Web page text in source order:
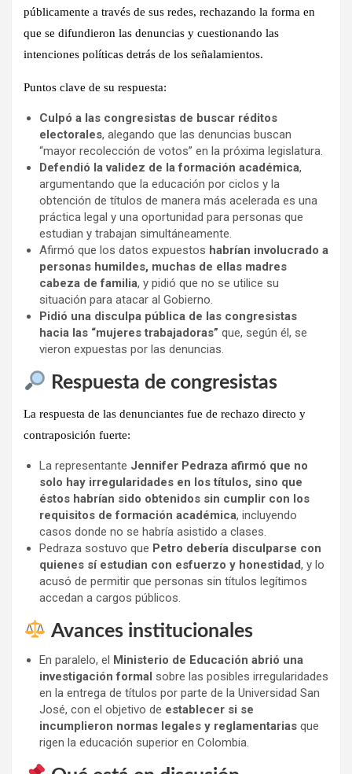
públicamente a través de sus redes, rechazando la forma en
que se difundieron las denuncias y cuestionando las
intenciones políticas detrás de los señalamientos.
Puntos clave de su respuesta:
Culpó a las congresistas de buscar réditos
electorales, alegando que las denuncias buscan
“mayor recolección de votos” en la próxima legislatura.
Defendió la validez de la formación académica,
argumentando que la educación por ciclos y la
obtención de títulos de manera más acelerada es una
práctica legal y una oportunidad para personas que
estudian y trabajan simultáneamente.
Afirmó que los datos expuestos habrían involucrado a
personas humildes, muchas de ellas madres
cabeza de familia, y pidió que no se utilice su
situación para atacar al Gobierno.
Pidió una disculpa pública de las congresistas
hacia las “mujeres trabajadoras” que, según él, se
vieron expuestas por las denuncias.
Respuesta de congresistas
La respuesta de las denunciantes fue de rechazo directo y
contraposición fuerte:
La representante Jennifer Pedraza afirmó que no
solo hay irregularidades en los títulos, sino que
éstos habrían sido obtenidos sin cumplir con los
requisitos de formación académica, incluyendo
casos donde no se habría asistido a clases.
Pedraza sostuvo que Petro debería disculparse con
quienes sí estudian con esfuerzo y honestidad, y lo
acusó de permitir que personas sin títulos legítimos
accedan a cargos públicos.
Avances institucionales
En paralelo, el Ministerio de Educación abrió una
investigación formal sobre las posibles irregularidades
en la entrega de títulos por parte de la Universidad San
José, con el objetivo de establecer si se
incumplieron normas legales y reglamentarias que
rigen la educación superior en Colombia.